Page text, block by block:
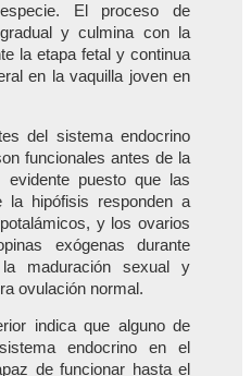
El proceso de
y culmina con la
la etapa fetal y continua
en la vaquilla joven en
del sistema endocrino
funcionales antes de la
evidente puesto que las
la hipófisis responden a
y los ovarios
exógenas durante
maduración sexual y
ovulación normal.
indica que alguno de
endocrino en el
de funcionar hasta el